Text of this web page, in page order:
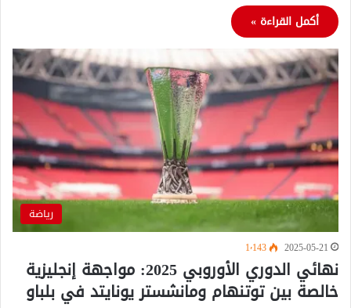
أكمل القراءة »
رياضة
2025-05-21 1٬143
نهائي الدوري الأوروبي 2025: مواجهة إنجليزية
خالصة بين توتنهام ومانشستر يونايتد في بلباو